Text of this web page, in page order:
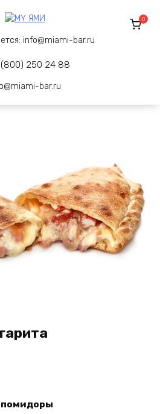
info@miami-bar.ru
250 24 88
bar.ru
0
помидоры